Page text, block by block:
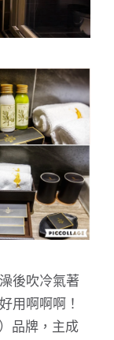
後吹冷氣著
用啊啊啊！
品牌，主成